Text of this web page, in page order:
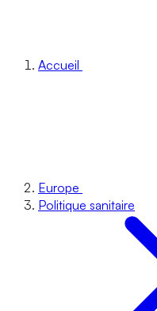
Accueil
Europe
Politique sanitaire